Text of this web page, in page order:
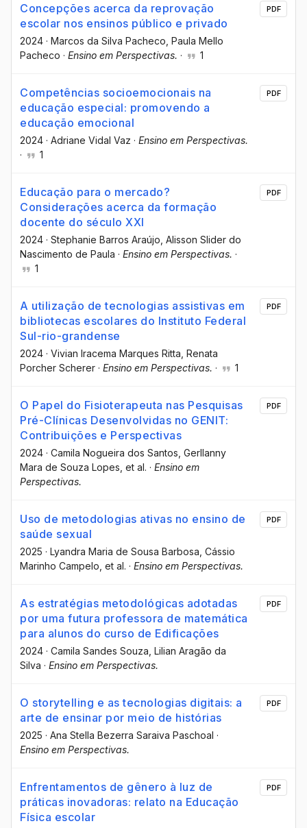
Concepções acerca da reprovação
escolar nos ensinos público e privado
2024 · Marcos da Silva Pacheco , Paula Mello
Pacheco · Ensino em Perspectivas. · 1
PDF
Competências socioemocionais na
educação especial: promovendo a
educação emocional
2024 · Adriane Vidal Vaz · Ensino em Perspectivas.
·
1
PDF
Educação para o mercado?
Considerações acerca da formação
docente do século XXI
2024 · Stephanie Barros Araújo , Alisson Slider do
Nascimento de Paula · Ensino em Perspectivas. ·
1
PDF
A utilização de tecnologias assistivas em
bibliotecas escolares do Instituto Federal
Sul-rio-grandense
2024 · Vivian Iracema Marques Ritta , Renata
Porcher Scherer · Ensino em Perspectivas. · 1
PDF
O Papel do Fisioterapeuta nas Pesquisas
Pré-Clínicas Desenvolvidas no GENIT:
Contribuições e Perspectivas
2024 · Camila Nogueira dos Santos , Gerllanny
Mara de Souza Lopes , et al. · Ensino em
Perspectivas.
PDF
Uso de metodologias ativas no ensino de
saúde sexual
2025 · Lyandra Maria de Sousa Barbosa , Cássio
Marinho Campelo , et al. · Ensino em Perspectivas.
PDF
As estratégias metodológicas adotadas
por uma futura professora de matemática
para alunos do curso de Edificações
2024 · Camila Sandes Souza , Lilian Aragão da
Silva · Ensino em Perspectivas.
PDF
O storytelling e as tecnologias digitais: a
arte de ensinar por meio de histórias
2025 · Ana Stella Bezerra Saraiva Paschoal ·
Ensino em Perspectivas.
PDF
Enfrentamentos de gênero à luz de
práticas inovadoras: relato na Educação
Física escolar
PDF